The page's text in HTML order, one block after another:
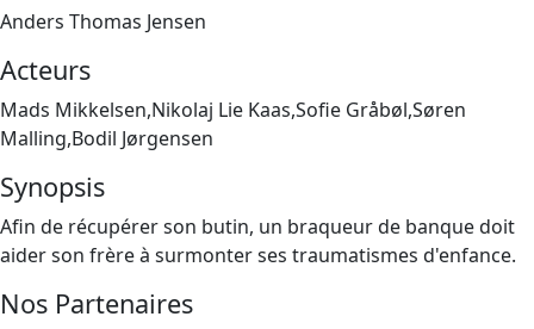
Anders Thomas Jensen
Acteurs
Mads Mikkelsen,Nikolaj Lie Kaas,Sofie Gråbøl,Søren
Malling,Bodil Jørgensen
Synopsis
Afin de récupérer son butin, un braqueur de banque doit
aider son frère à surmonter ses traumatismes d'enfance.
Nos Partenaires